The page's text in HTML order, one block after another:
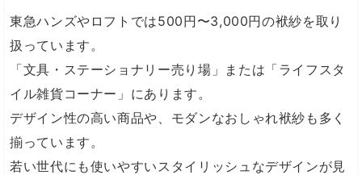
東急ハンズやロフトでは500円〜3,000円の袱紗を取り
扱っています。
「文具・ステーショナリー売り場」または「ライフスタ
イル雑貨コーナー」にあります。
デザイン性の高い商品や、モダンなおしゃれ袱紗も多く
揃っています。
若い世代にも使いやすいスタイリッシュなデザインが見